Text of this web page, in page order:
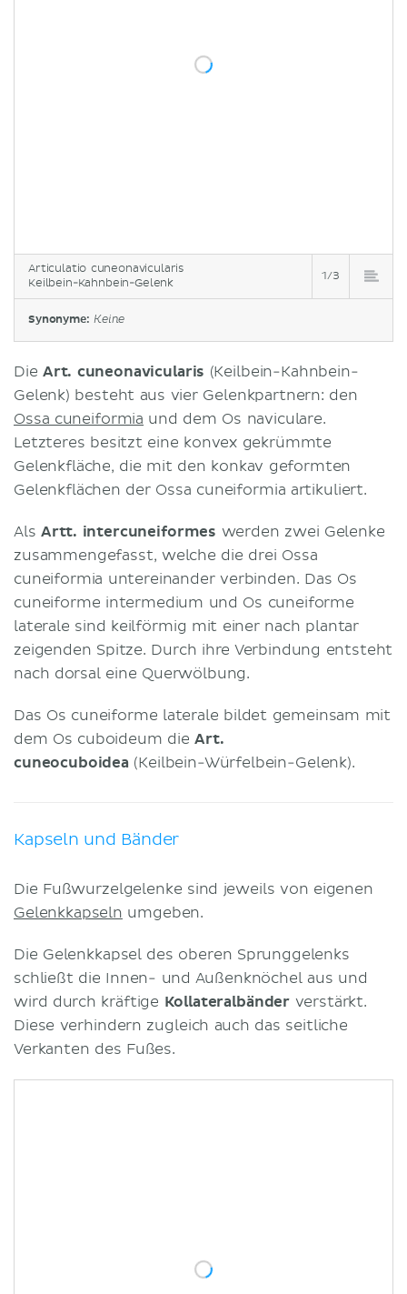
Articulatio cuneonavicularis
Keilbein-Kahnbein-Gelenk
1/3
Synonyme: Keine
Die Art. cuneonavicularis (Keilbein-Kahnbein-
Gelenk) besteht aus vier Gelenkpartnern: den
Ossa cuneiformia und dem Os naviculare.
Letzteres besitzt eine konvex gekrümmte
Gelenkfläche, die mit den konkav geformten
Gelenkflächen der Ossa cuneiformia artikuliert.
Als Artt. intercuneiformes werden zwei Gelenke
zusammengefasst, welche die drei Ossa
cuneiformia untereinander verbinden. Das Os
cuneiforme intermedium und Os cuneiforme
laterale sind keilförmig mit einer nach plantar
zeigenden Spitze. Durch ihre Verbindung entsteht
nach dorsal eine Querwölbung.
Das Os cuneiforme laterale bildet gemeinsam mit
dem Os cuboideum dieArt.
cuneocuboidea (Keilbein-Würfelbein-Gelenk).
Kapseln und Bänder
Die Fußwurzelgelenke sind jeweils von eigenen
Gelenkkapseln umgeben.
Die Gelenkkapsel des oberen Sprunggelenks
schließt die Innen- und Außenknöchel aus und
wird durch kräftige Kollateralbänder verstärkt.
Diese verhindern zugleich auch das seitliche
Verkanten des Fußes.